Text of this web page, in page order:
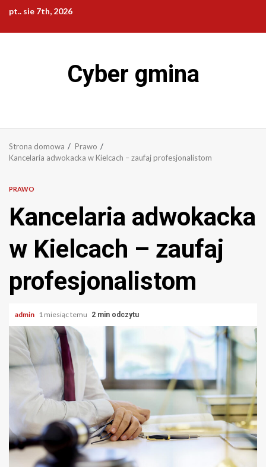
Przejdź
treści
pt.. sie 7th, 2026
Cyber gmina
Strona domowa
Prawo
Kancelaria adwokacka w Kielcach – zaufaj profesjonalistom
PRAWO
Kancelaria adwokacka
w Kielcach – zaufaj
profesjonalistom
admin 1 miesiąc temu 2 min odczytu